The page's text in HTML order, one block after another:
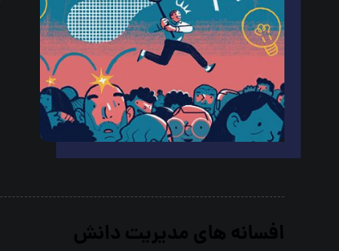
افسانه هاي مديريت دانش